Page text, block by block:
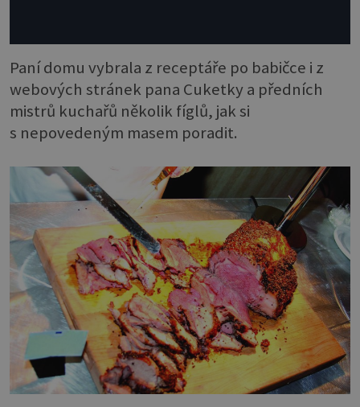
Paní domu vybrala z receptáře po babičce i z
webových stránek pana Cuketky a předních
mistrů kuchařů několik fíglů, jak si
s nepovedeným masem poradit.